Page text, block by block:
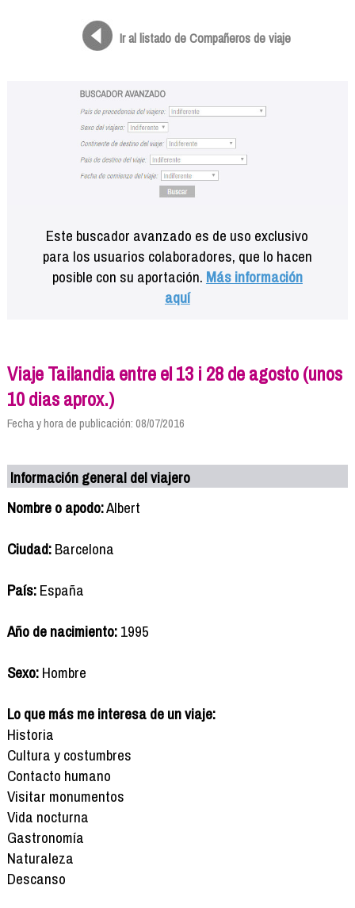
Ir al listado de Compañeros de viaje
Este buscador avanzado es de uso exclusivo
para los usuarios colaboradores, que lo hacen
posible con su aportación. Más información
aquí
Viaje Tailandia entre el 13 i 28 de agosto (unos
10 dias aprox.)
Fecha y hora de publicación: 08/07/2016
Información general del viajero
Nombre o apodo:Albert
Ciudad:Barcelona
País:España
Año de nacimiento:1995
Sexo:Hombre
Lo que más me interesa de un viaje:
Historia
Cultura y costumbres
Contacto humano
Visitar monumentos
Vida nocturna
Gastronomía
Naturaleza
Descanso